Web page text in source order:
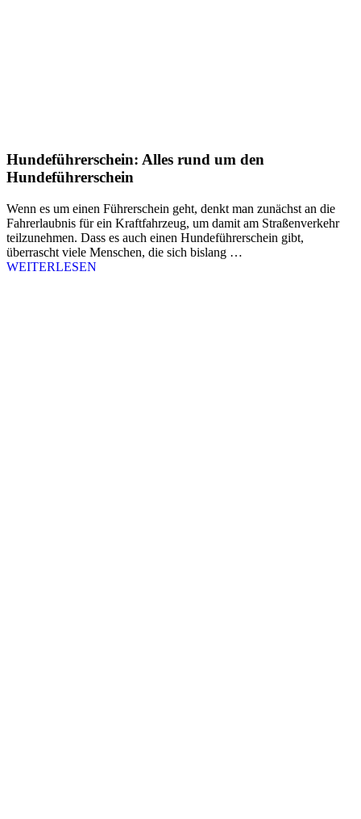
Hundeführerschein: Alles rund um den
Hundeführerschein
Wenn es um einen Führerschein geht, denkt man zunächst an die
Fahrerlaubnis für ein Kraftfahrzeug, um damit am Straßenverkehr
teilzunehmen. Dass es auch einen Hundeführerschein gibt,
überrascht viele Menschen, die sich bislang …
WEITERLESEN